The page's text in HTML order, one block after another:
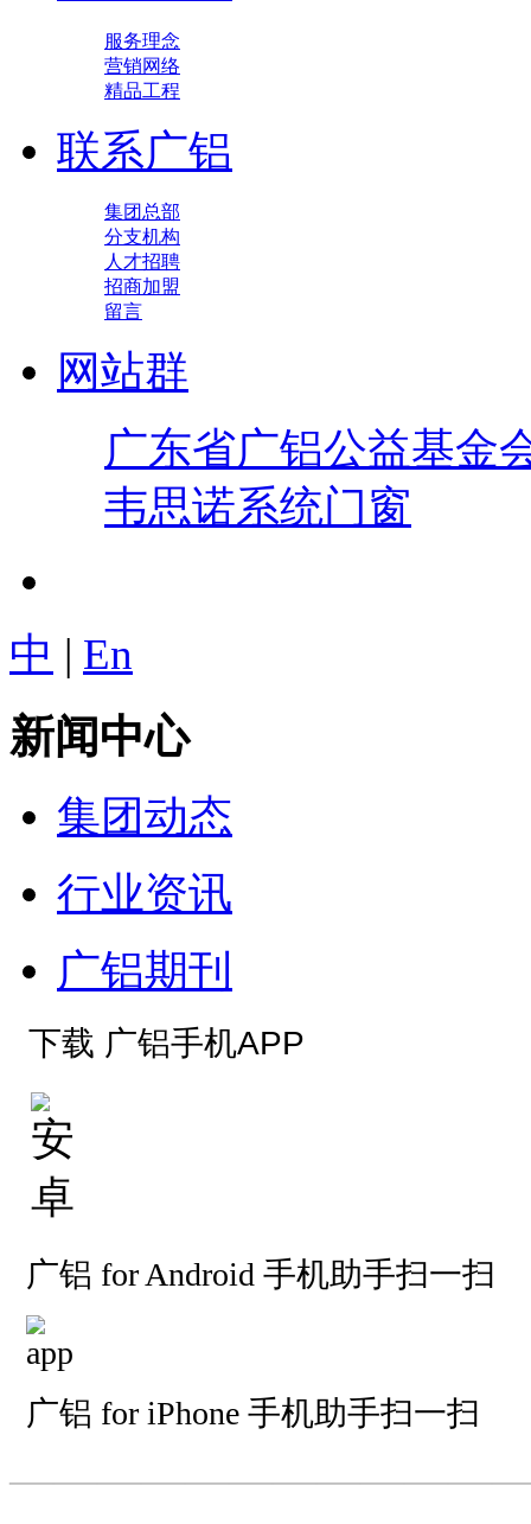
服务理念
营销网络
精品工程
联系广铝
集团总部
分支机构
人才招聘
招商加盟
留言
网站群
广东省广铝公益基金
韦思诺系统门窗
中 | En
新闻中心
集团动态
行业资讯
广铝期刊
下载 广铝手机APP
广铝 for Android 手机助手扫一扫
广铝 for iPhone 手机助手扫一扫
———————————